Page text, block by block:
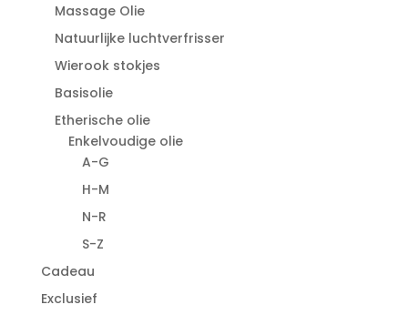
Massage Olie
Natuurlijke luchtverfrisser
Wierook stokjes
Basisolie
Etherische olie
Enkelvoudige olie
A-G
H-M
N-R
S-Z
Cadeau
Exclusief